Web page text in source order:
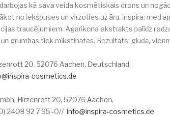
kā sava veida kosmētiskais drons un
no iekšpuses un virzoties uz āru. inspira: med
traucējumiem. Agarikona ekstrakts palīdz
grumbas tiek mīkstinātas. Rezultāts: gluda,
20, 52076 Aachen, Deutschland
cosmetics.de
Hirzenrott 20, 52076 Aachen,
92 7 95 -0// info@inspira-cosmetics.de